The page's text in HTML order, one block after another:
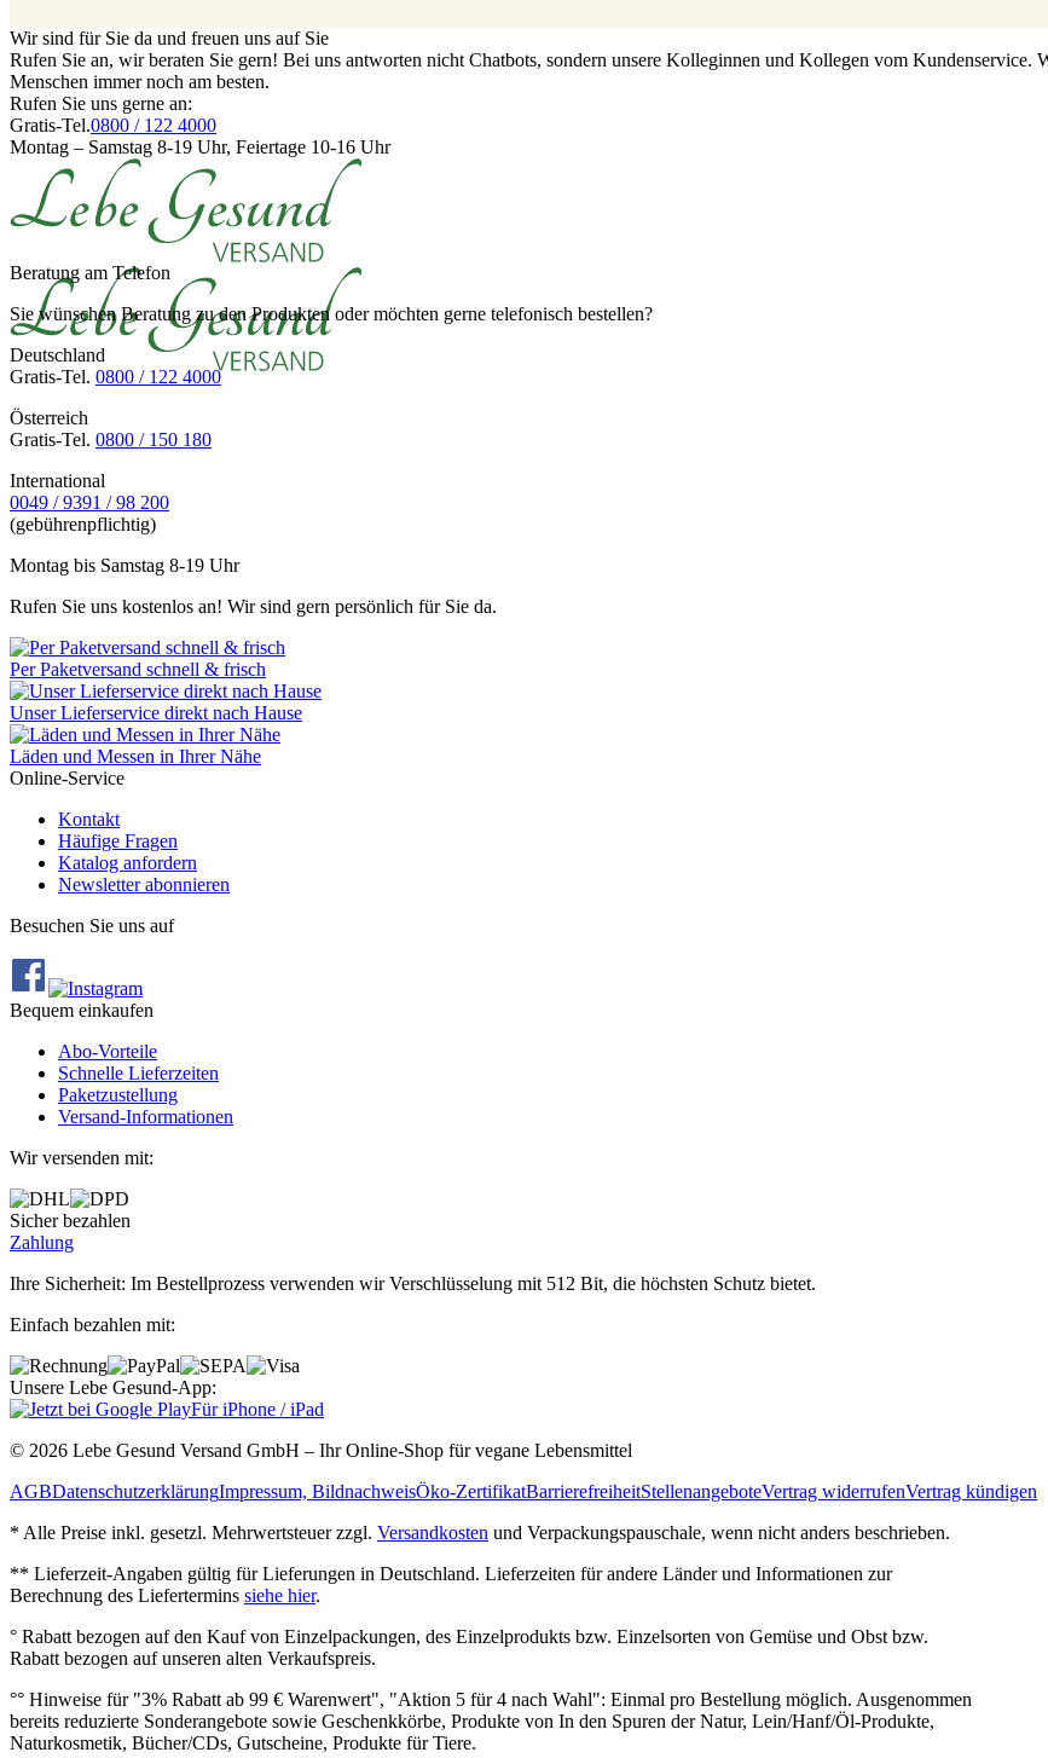
Wir sind für Sie da und freuen uns auf Sie
Rufen Sie an, wir beraten Sie gern! Bei uns antworten nicht Chatbots, sondern unsere Kolleginnen und Kollegen vom Kundenservice.
Menschen immer noch am besten.
Rufen Sie uns gerne an:
Gratis-Tel.0800 / 122 4000
Montag – Samstag 8-19 Uhr, Feiertage 10-16 Uhr
Beratung am Telefon
Sie wünschen Beratung zu den Produkten oder möchten gerne telefonisch bestellen?
Deutschland
Gratis-Tel. 0800 / 122 4000
Österreich
Gratis-Tel. 0800 / 150 180
International
0049 / 9391 / 98 200
(gebührenpflichtig)
Montag bis Samstag 8-19 Uhr
Rufen Sie uns kostenlos an! Wir sind gern persönlich für Sie da.
Per Paketversand schnell & frisch
Unser Lieferservice direkt nach Hause
Läden und Messen in Ihrer Nähe
Online-Service
Kontakt
Häufige Fragen
Katalog anfordern
Newsletter abonnieren
Besuchen Sie uns auf
Bequem einkaufen
Abo‐Vorteile
Schnelle Lieferzeiten
Paketzustellung
Versand‐Informationen
Wir versenden mit:
Sicher bezahlen
Zahlung
Ihre Sicherheit: Im Bestellprozess verwenden wir Verschlüsselung mit 512 Bit, die höchsten Schutz bietet.
Einfach bezahlen mit:
Unsere Lebe Gesund-App:
Für iPhone / iPad
© 2026 Lebe Gesund Versand GmbH – Ihr Online‐Shop für vegane Lebensmittel
AGBDatenschutzerklärungImpressum, BildnachweisÖko‐ZertifikatBarrierefreiheitStellenangeboteVertrag widerrufenVertrag kündigen
* Alle Preise inkl. gesetzl. Mehrwertsteuer zzgl. Versandkosten und Verpackungspauschale, wenn nicht anders beschrieben.
** Lieferzeit‐Angaben gültig für Lieferungen in Deutschland. Lieferzeiten für andere Länder und Informationen zur
Berechnung des Liefertermins siehe hier.
° Rabatt bezogen auf den Kauf von Einzelpackungen, des Einzelprodukts bzw. Einzelsorten von Gemüse und Obst bzw.
Rabatt bezogen auf unseren alten Verkaufspreis.
°° Hinweise für "3% Rabatt ab 99 € Warenwert", "Aktion 5 für 4 nach Wahl": Einmal pro Bestellung möglich. Ausgenommen
bereits reduzierte Sonderangebote sowie Geschenkkörbe, Produkte von In den Spuren der Natur, Lein/Hanf/Öl-Produkte,
Naturkosmetik, Bücher/CDs, Gutscheine, Produkte für Tiere.